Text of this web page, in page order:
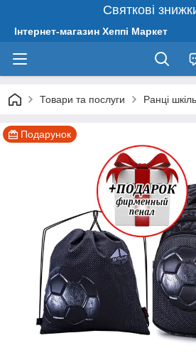
Святкові
Інтернет-магазин Хеппі Маркет
Товари та послуги Ранці
Подарунок